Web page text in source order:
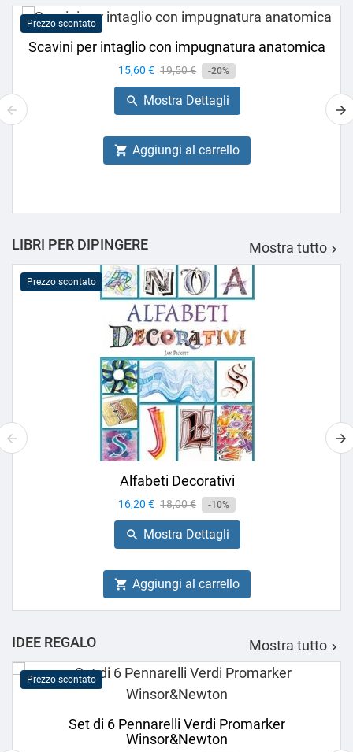
Prezzo scontato
Scavini per intaglio con impugnatura anatomica
Prezzo
15,60 € Prezzo
base
19,50 € -20%
 Mostra Dettagli
 Aggiungi al carrello
LIBRI PER DIPINGERE Mostra tutto 
Prezzo scontato
Alfabeti Decorativi
Prezzo
16,20 € Prezzo
base
18,00 € -10%
 Mostra Dettagli
 Aggiungi al carrello
IDEE REGALO Mostra tutto 
Prezzo scontato
Set di 6 Pennarelli Verdi Promarker
Winsor&Newton